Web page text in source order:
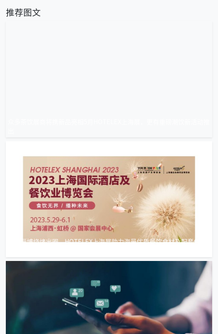
推荐图文
复刻淄博烧烤出圈，HOTELEX上海展助力海量优质餐饮食材及配套供需